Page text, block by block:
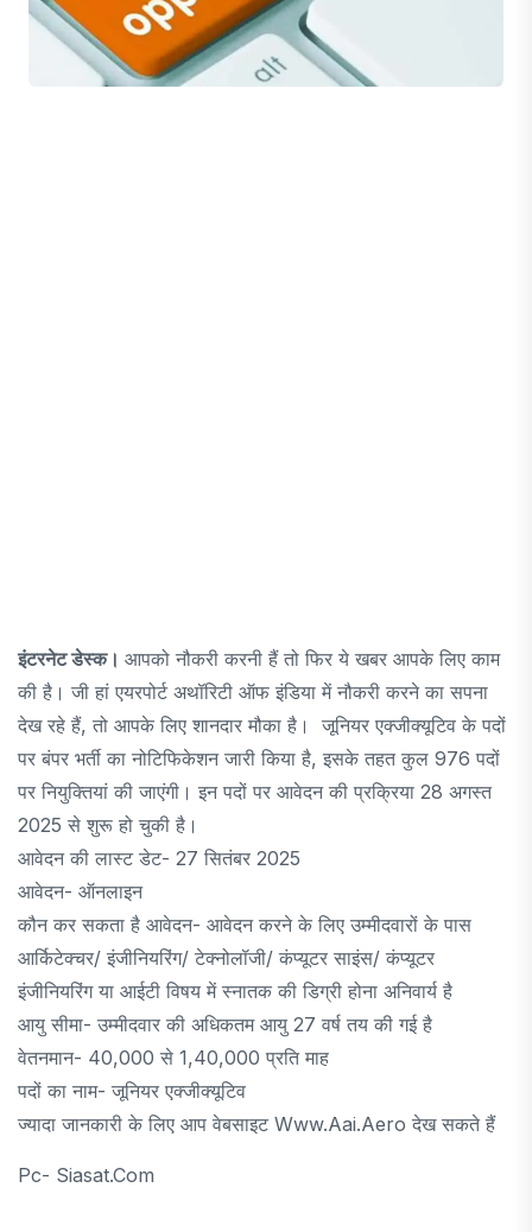
इंटरनेट डेस्क। आपको नौकरी करनी हैं तो फिर ये खबर आपके लिए काम
की है। जी हां एयरपोर्ट अथॉरिटी ऑफ इंडिया में नौकरी करने का सपना
देख रहे हैं, तो आपके लिए शानदार मौका है। जूनियर एक्जीक्यूटिव के पदों
पर बंपर भर्ती का नोटिफिकेशन जारी किया है, इसके तहत कुल 976 पदों
पर नियुक्तियां की जाएंगी। इन पदों पर आवेदन की प्रक्रिया 28 अगस्त
2025 से शुरू हो चुकी है।
आवेदन की लास्ट डेट- 27 सितंबर 2025
आवेदन- ऑनलाइन
कौन कर सकता है आवेदन- आवेदन करने के लिए उम्मीदवारों के पास
आर्किटेक्चर/ इंजीनियरिंग/ टेक्नोलॉजी/ कंप्यूटर साइंस/ कंप्यूटर
इंजीनियरिंग या आईटी विषय में स्नातक की डिग्री होना अनिवार्य है
आयु सीमा- उम्मीदवार की अधिकतम आयु 27 वर्ष तय की गई है
वेतनमान- 40,000 से 1,40,000 प्रति माह
पदों का नाम- जूनियर एक्जीक्यूटिव
ज्यादा जानकारी के लिए आप वेबसाइट Www.aai.aero देख सकते हैं
Pc- Siasat.com